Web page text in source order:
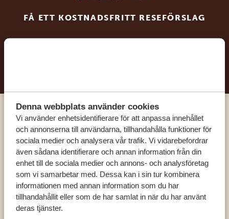
Denna webbplats använder cookies
Vi använder enhetsidentifierare för att anpassa innehållet
och annonserna till användarna, tillhandahålla funktioner för
sociala medier och analysera vår trafik. Vi vidarebefordrar
även sådana identifierare och annan information från din
enhet till de sociala medier och annons- och analysföretag
som vi samarbetar med. Dessa kan i sin tur kombinera
informationen med annan information som du har
tillhandahållit eller som de har samlat in när du har använt
deras tjänster.
FÅ ETT KOSTNADSFRITT RESEFÖRSLAG
Ring en av våra experter
VÅRA SPECIALISTER FINNS HÄR FÖR ATT
HJÄLPA DIG
SV: